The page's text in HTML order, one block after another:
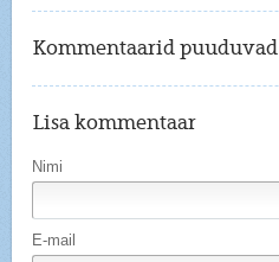
Kommentaarid puuduvad
Lisa kommentaar
Nimi
E-mail